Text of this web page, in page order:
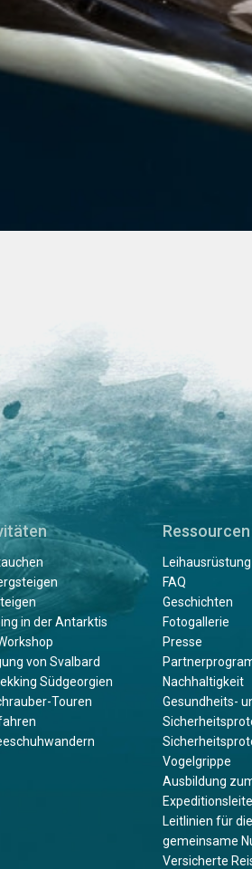
in der Antarktis
von Svalbard
Südgeorgien
Touren
Ressourcen
Leihausrüstung
FAQ
Geschichten
Fotogallerie
Presse
Nachhaltigkeit
Gesundheits-
Vogelgrippe
Ausbildung
Leitlinien für die
gemeinsame
Versicherte